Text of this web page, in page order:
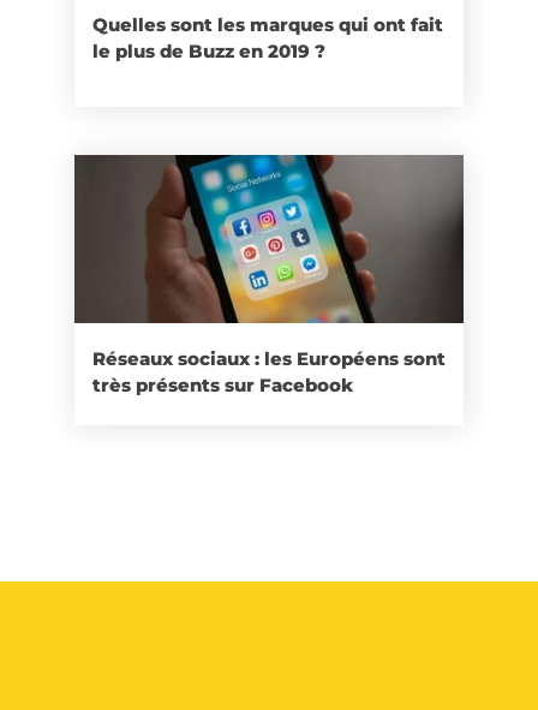
Quelles sont les marques qui ont fait
le plus de Buzz en 2019 ?
Réseaux sociaux : les Européens sont
très présents sur Facebook